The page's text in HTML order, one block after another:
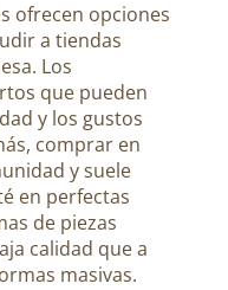
ofrecen opciones
a tiendas
Los
que pueden
y los gustos
comprar en
y suele
en perfectas
de piezas
calidad que a
masivas.